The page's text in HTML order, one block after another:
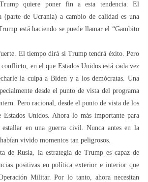
quiere poner fin a esta tendencia. El
(parte de Ucrania) a cambio de calidad es una
está haciendo se puede llamar el “Gambito
El tiempo dirá si Trump tendrá éxito. Pero
en el que Estados Unidos está cada vez
la culpa a Biden y a los demócratas. Una
desde el punto de vista del programa
Pero racional, desde el punto de vista de los
Estados Unidos. Ahora lo más importante para
estallar en una guerra civil. Nunca antes en la
vivido momentos tan peligrosos.
de Rusia, la estrategia de Trump es capaz de
positivas en política exterior e interior que
Militar. Por lo tanto, ahora necesitan